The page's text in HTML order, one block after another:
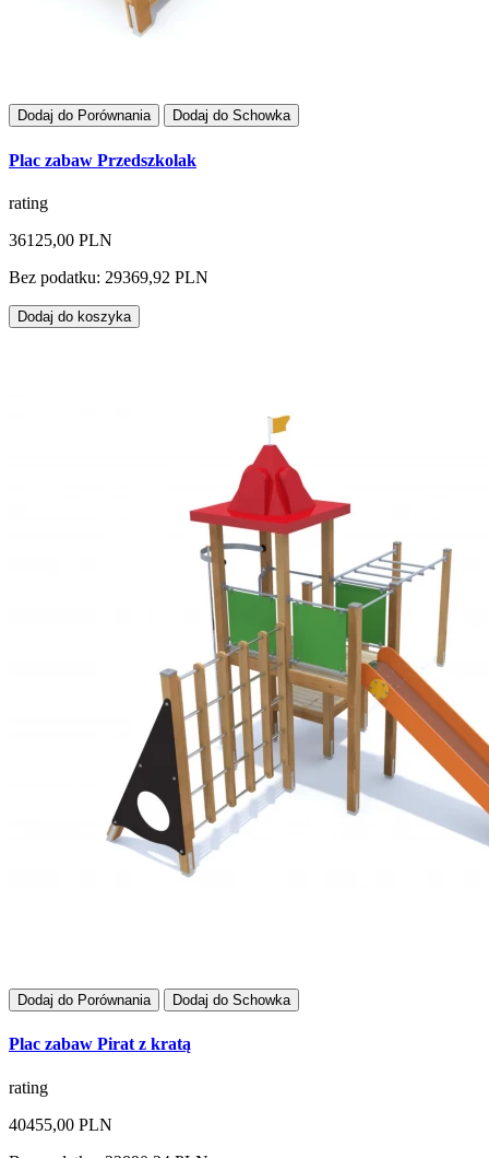
Dodaj do Porównania Dodaj do Schowka
Plac zabaw Przedszkolak
rating
36125,00 PLN
Bez podatku: 29369,92 PLN
Dodaj do koszyka
Dodaj do Porównania Dodaj do Schowka
Plac zabaw Pirat z kratą
rating
40455,00 PLN